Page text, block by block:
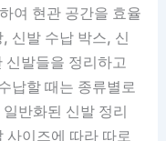
여 현관 공간을 효율
신발 수납 박스, 신
신발들을 정리하고
납할 때는 종류별로
반화된 신발 정리
사이즈에 따라 따로